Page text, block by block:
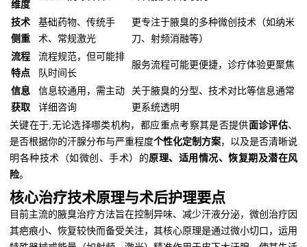
维度
技术
侧重
基础药物、传统手
术、常规激光
更专注于腋臭的多种微创技术（如纳米
刀、射频消融等）
流程
特点
流程规范，但可能排
队时间长
服务流程可能更便捷，诊疗体验更聚焦
信息
获取
信息较通用，需主动
详细咨询
关于腋臭的分型、技术对比等信息通常
更系统透明
关键在于,无论选择哪类机构，都应重点考察其是否提供面诊评估、
是否根据你的汗腺分布与严重程度个性化定制方案，以及是否清晰说
明各种技术（如微创、手术）的原理、适用情况、恢复期及潜在风
险。
核心治疗技术原理与术后护理要点
目前主流的腋臭治疗方法旨在控制异味、减少汗液分泌，微创治疗因
其疤痕小、恢复较快而备受关注，其核心原理是通过微小切口，运用